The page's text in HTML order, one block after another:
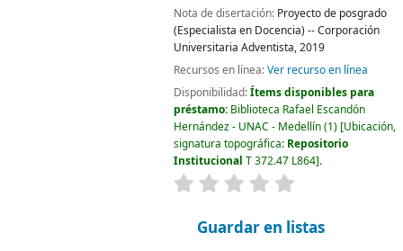
Nota de disertación: Proyecto de posgrado
(Especialista en Docencia) -- Corporación
Universitaria Adventista, 2019
Recursos en línea:Ver recurso en línea
Disponibilidad:Ítems disponibles para
préstamo: Biblioteca Rafael Escandón
Hernández - UNAC - Medellín(1) Ubicación,
signatura topográfica: Repositorio
Institucional T 372.47 L864 .
valoración
Guardar en listas